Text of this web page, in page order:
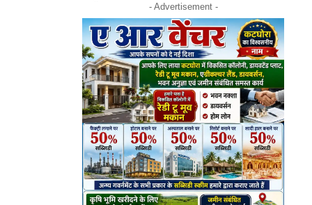
- Advertisement -